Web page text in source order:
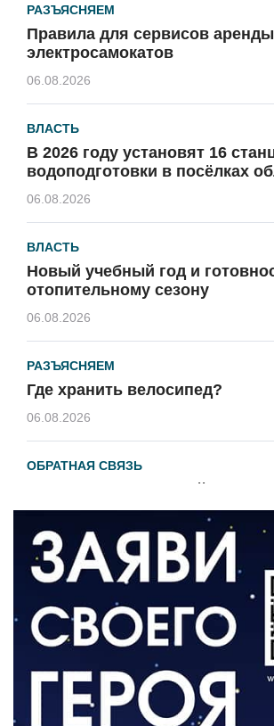
РАЗЪЯСНЯЕМ
Правила для сервисов аренды
электросамокатов
06.08.2026
ВЛАСТЬ
В 2026 году установят 16
водоподготовки в посёлках
06.08.2026
ВЛАСТЬ
Новый учебный год и
отопительному сезону
06.08.2026
РАЗЪЯСНЯЕМ
Где хранить велосипед?
06.08.2026
ОБРАТНАЯ СВЯЗЬ
Администрация онлайн
ВЛАСТЬ
День памяти и «Симфония
06.08.2026
Новый настил на экотропе
05.08.2026